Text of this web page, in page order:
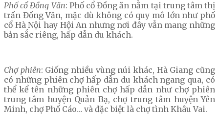
Phố cổ Đồng Văn: Phố cổ Đồng ăn nằm tại trung tâm thị
trấn Đồng Văn, mặc dù không có quy mô lớn như phố
cổ Hà Nội hay Hội An nhưng nơi đây vẫn mang những
bản sắc riêng, hấp dẫn du khách.
Chợ phiên: Giống nhiều vùng núi khác, Hà Giang cũng
có những phiên chợ hấp dẫn du khách ngang qua, có
thể kể tên những phiên chợ hấp dẫn như chợ phiên
trung tâm huyện Quản Bạ, chợ trung tâm huyện Yên
Minh, chợ Phố Cáo… và đặc biệt là chợ tình Khâu Vai.